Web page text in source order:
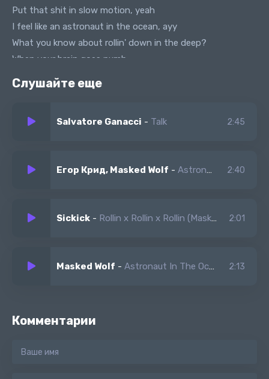
Put that shit in slow motion, yeah
I feel like an astronaut in the ocean, ayy
What you know about rollin' down in the deep?
When your brain goes numb
You can call that mental freeze
When these people talk too much
I feel like an astronaut in the ocean, ayy
Слушайте еще
Salvatore Ganacci - Talk 2:45
Егор Крид, Masked Wolf - Astronavt in the Ocean (ремикс) 2:40
Sickick - Rollin x Rollin x Rollin (Masked Wolf Remix) 2:01
Masked Wolf - Astronaut In The Ocean 2:13
Комментарии